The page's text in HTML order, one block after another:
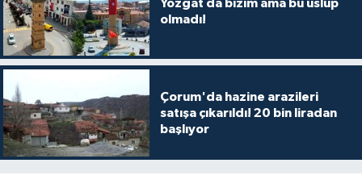
Yozgat da bizim ama bu üslup
olmadı!
Çorum'da hazine arazileri
satışa çıkarıldı! 20 bin liradan
başlıyor